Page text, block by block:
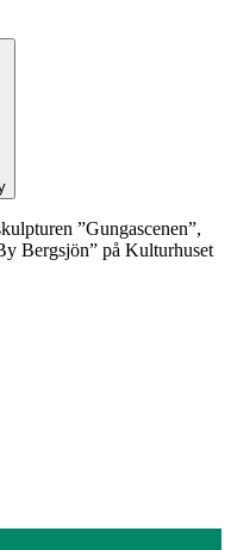
”Gungascenen”,
Bergsjön” på Kulturhuset